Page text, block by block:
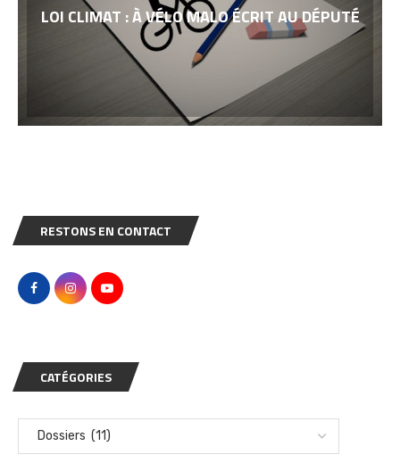
LOI CLIMAT : À VÉLO MALO ÉCRIT AU DÉPUTÉ
RESTONS EN CONTACT
CATÉGORIES